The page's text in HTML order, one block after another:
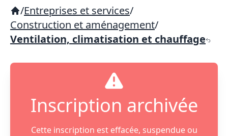
/Entreprises et services/
Construction et aménagement/
Ventilation, climatisation et chauffage
Inscription archivée
Cette inscription est effacée, suspendue ou